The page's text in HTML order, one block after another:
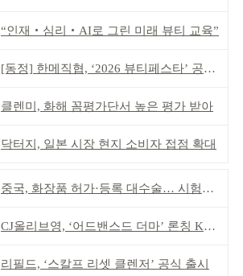
“인재‧심리‧AI로 그린 미래 뷰티 교육”
[동정] 한메직협, ‘2026 뷰티페스타’ 공동 주최
클렌미, 화해 꼼평가단서 높은 평가 받아
닥터지, 일본 시장 현지 소비자 접점 확대
중국, 화장품 허가·등록 대수술… 시험자료 공용 허용
CJ올리브영, ‘어드밴스드 더마’ 론칭 K더마 육성 박차
리필드, ‘스칼프 리셋 클렌저’ 공식 출시